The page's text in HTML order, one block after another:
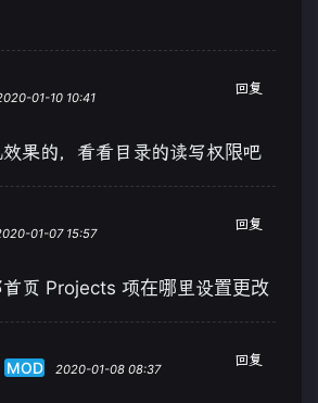
回复
01-10 10:41
果的，看看目录的读写权限吧
回复
01-07 15:57
页 Projects 项在哪里设置更改
回复
MOD 2020-01-08 08:37